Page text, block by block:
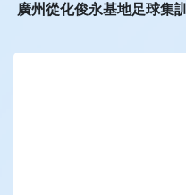
廣州從化俊永基地足球集訓